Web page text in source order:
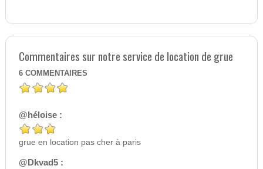
Commentaires sur notre service de location de grue
6 COMMENTAIRES
@héloise :
grue en location pas cher à paris
@Dkvad5 :